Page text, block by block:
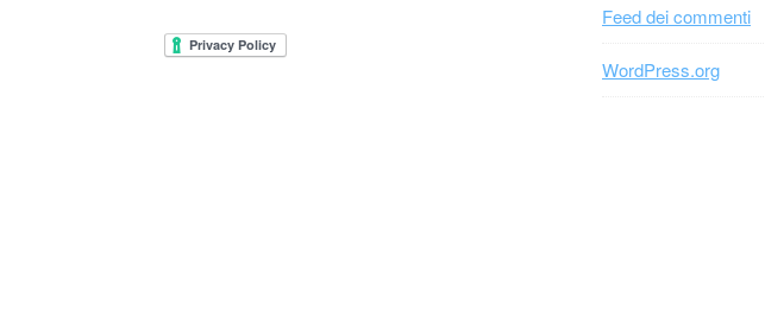
Feed dei commenti
WordPress.org